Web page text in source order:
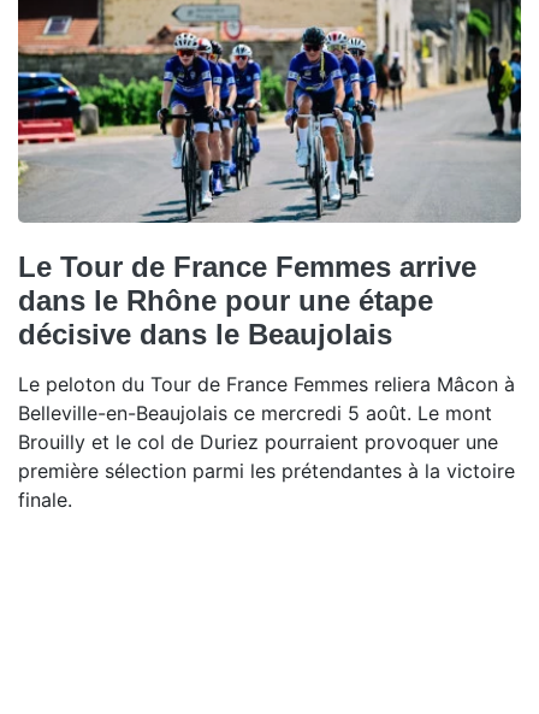
Le Tour de France Femmes arrive
dans le Rhône pour une étape
décisive dans le Beaujolais
Le peloton du Tour de France Femmes reliera Mâcon à
Belleville-en-Beaujolais ce mercredi 5 août. Le mont
Brouilly et le col de Duriez pourraient provoquer une
première sélection parmi les prétendantes à la victoire
finale.